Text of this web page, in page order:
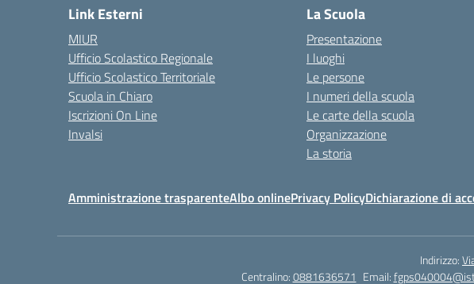
Link Esterni
MIUR
Ufficio Scolastico Regionale
Ufficio Scolastico Territoriale
Scuola in Chiaro
Iscrizioni On Line
Invalsi
La Scuola
Presentazione
I luoghi
Le persone
I numeri della scuola
Le carte della scuola
Organizzazione
La storia
Amministrazione trasparenteAlbo onlinePrivacy PolicyDichiarazione di
Indirizzo:
Centralino:0881636571 Email: